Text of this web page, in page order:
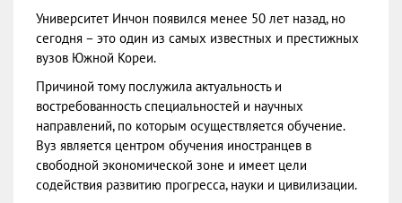
Университет Инчон появился менее 50 лет назад, но
сегодня – это один из самых известных и престижных
вузов Южной Кореи.
Причиной тому послужила актуальность и
востребованность специальностей и научных
направлений, по которым осуществляется обучение.
Вуз является центром обучения иностранцев в
свободной экономической зоне и имеет цели
содействия развитию прогресса, науки и цивилизации.